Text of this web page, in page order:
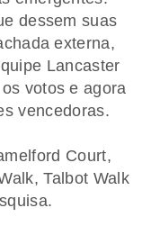
dessem suas
externa,
Lancaster
votos e agora
vencedoras.
Court,
Talbot Walk